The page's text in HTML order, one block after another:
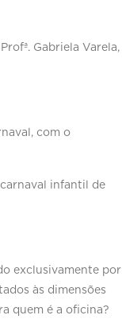
Gabriela Varela,
com o
infantil de
exclusivamente por
às dimensões
quem é a oficina?